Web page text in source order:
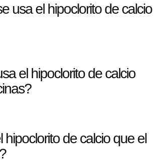
usa el hipoclorito de calcio
el hipoclorito de calcio
hipoclorito de calcio que el